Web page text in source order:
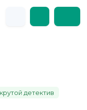
детектив